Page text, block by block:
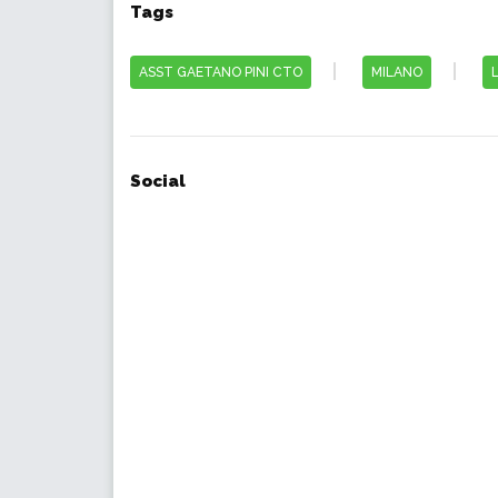
Tags
ASST GAETANO PINI CTO MILANO
Social